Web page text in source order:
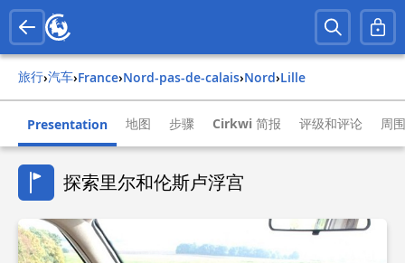
旅行› 汽车› france› nord-pas-de-calais› nord› lille
Presentation 地图 步骤 Cirkwi 简报 评级和评论 周
探索里尔和伦斯卢浮宫